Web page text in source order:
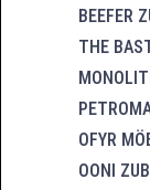
BEEFER
THE
OFYR
OONI